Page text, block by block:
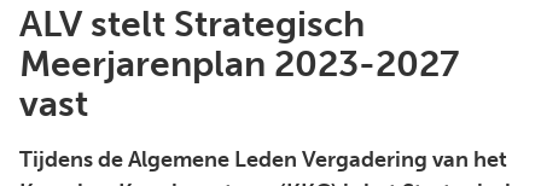
ALV stelt Strategisch
Meerjarenplan 2023-2027
vast
Tijdens de Algemene Leden Vergadering van het